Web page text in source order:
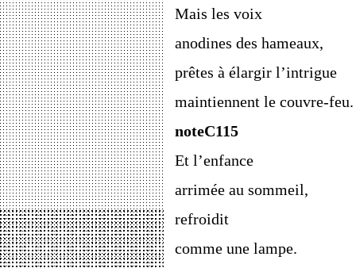
Mais les voix
anodines des hameaux,
prêtes à élargir l’intrigue
maintiennent le couvre-feu.
noteC115
Et l’enfance
arrimée au sommeil,
refroidit
comme une lampe.